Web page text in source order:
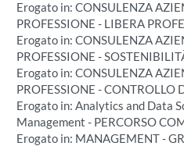
Erogato in: CONSULENZA
PROFESSIONE - LIBERA
Erogato in: CONSULENZA
PROFESSIONE -
Erogato in: CONSULENZA
PROFESSIONE - CONTROLLO
Erogato in: Analytics and Data
Management - PERCORSO
Erogato in: MANAGEMENT -